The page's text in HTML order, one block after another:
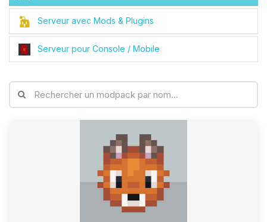
Serveur avec Mods & Plugins
Serveur pour Console / Mobile
petits circuits pour t’aider.
07/08/2026 à 18:02